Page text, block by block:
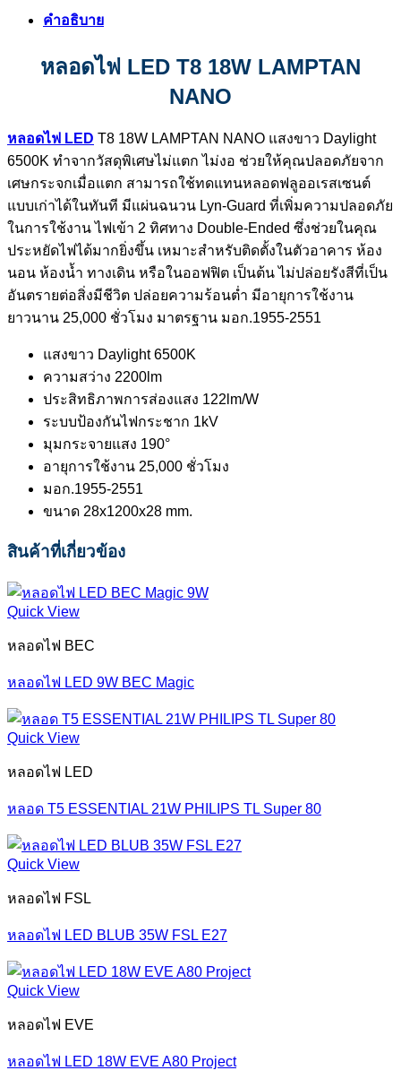
คำอธิบาย
หลอดไฟ LED T8 18W LAMPTAN
NANO
หลอดไฟ LED T8 18W LAMPTAN NANO แสงขาว Daylight
6500K ทำจากวัสดุพิเศษไม่แตก ไม่งอ ช่วยให้คุณปลอดภัยจาก
เศษกระจกเมื่อแตก สามารถใช้ทดแทนหลอดฟลูออเรสเซนต์
แบบเก่าได้ในทันที มีแผ่นฉนวน Lyn-Guard ที่เพิ่มความปลอดภัย
ในการใช้งาน ไฟเข้า 2 ทิศทาง Double-Ended ซึ่งช่วยในคุณ
ประหยัดไฟได้มากยิ่งขึ้น เหมาะสำหรับติดตั้งในตัวอาคาร ห้อง
นอน ห้องน้ำ ทางเดิน หรือในออฟฟิต เป็นต้น ไม่ปล่อยรังสีที่เป็น
อันตรายต่อสิ่งมีชีวิต ปล่อยความร้อนต่ำ มีอายุการใช้งาน
ยาวนาน 25,000 ชั่วโมง มาตรฐาน มอก.1955-2551
แสงขาว Daylight 6500K
ความสว่าง 2200lm
ประสิทธิภาพการส่องแสง 122lm/W
ระบบป้องกันไฟกระชาก 1kV
มุมกระจายแสง 190°
อายุการใช้งาน 25,000 ชั่วโมง
มอก.1955-2551
ขนาด 28x1200x28 mm.
สินค้าที่เกี่ยวข้อง
Quick View
หลอดไฟ BEC
หลอดไฟ LED 9W BEC Magic
Quick View
หลอดไฟ LED
หลอด T5 ESSENTIAL 21W PHILIPS TL Super 80
Quick View
หลอดไฟ FSL
หลอดไฟ LED BLUB 35W FSL E27
Quick View
หลอดไฟ EVE
หลอดไฟ LED 18W EVE A80 Project